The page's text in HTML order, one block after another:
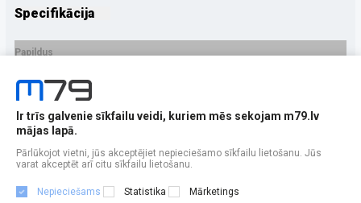
Specifikācija
Papildus
Ražotājs
PRECES APRAKSTS
EAN - 5906146485105
Ir trīs galvenie sīkfailu veidi, kuriem mēs sekojam m79.lv
mājas lapā.
Pārlūkojot vietni, jūs akceptējiet nepieciešamo sīkfailu lietošanu. Jūs
varat akceptēt arī citu sīkfailu lietošanu.
Nepieciešams Statistika Mārketings